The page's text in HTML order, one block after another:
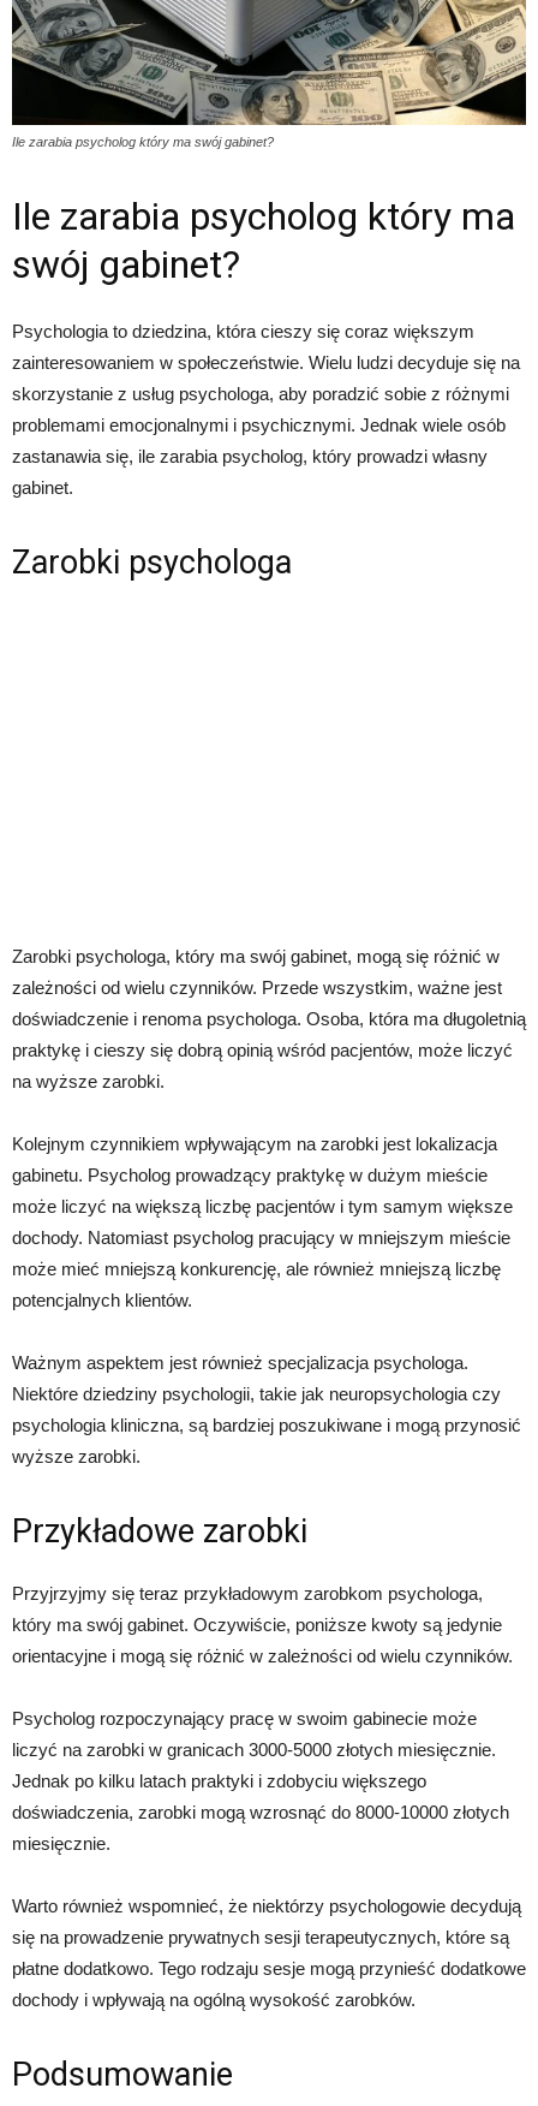
Ile zarabia psycholog który ma swój gabinet?
Ile zarabia psycholog który ma
swój gabinet?
Psychologia to dziedzina, która cieszy się coraz większym
zainteresowaniem w społeczeństwie. Wielu ludzi decyduje się na
skorzystanie z usług psychologa, aby poradzić sobie z różnymi
problemami emocjonalnymi i psychicznymi. Jednak wiele osób
zastanawia się, ile zarabia psycholog, który prowadzi własny
gabinet.
Zarobki psychologa
Zarobki psychologa, który ma swój gabinet, mogą się różnić w
zależności od wielu czynników. Przede wszystkim, ważne jest
doświadczenie i renoma psychologa. Osoba, która ma długoletnią
praktykę i cieszy się dobrą opinią wśród pacjentów, może liczyć
na wyższe zarobki.
Kolejnym czynnikiem wpływającym na zarobki jest lokalizacja
gabinetu. Psycholog prowadzący praktykę w dużym mieście
może liczyć na większą liczbę pacjentów i tym samym większe
dochody. Natomiast psycholog pracujący w mniejszym mieście
może mieć mniejszą konkurencję, ale również mniejszą liczbę
potencjalnych klientów.
Ważnym aspektem jest również specjalizacja psychologa.
Niektóre dziedziny psychologii, takie jak neuropsychologia czy
psychologia kliniczna, są bardziej poszukiwane i mogą przynosić
wyższe zarobki.
Przykładowe zarobki
Przyjrzyjmy się teraz przykładowym zarobkom psychologa,
który ma swój gabinet. Oczywiście, poniższe kwoty są jedynie
orientacyjne i mogą się różnić w zależności od wielu czynników.
Psycholog rozpoczynający pracę w swoim gabinecie może
liczyć na zarobki w granicach 3000-5000 złotych miesięcznie.
Jednak po kilku latach praktyki i zdobyciu większego
doświadczenia, zarobki mogą wzrosnąć do 8000-10000 złotych
miesięcznie.
Warto również wspomnieć, że niektórzy psychologowie decydują
się na prowadzenie prywatnych sesji terapeutycznych, które są
płatne dodatkowo. Tego rodzaju sesje mogą przynieść dodatkowe
dochody i wpływają na ogólną wysokość zarobków.
Podsumowanie